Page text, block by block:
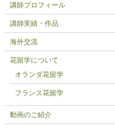
講師プロフィール
講師実績・作品
海外交流
花留学について
オランダ花留学
フランス花留学
動画のご紹介